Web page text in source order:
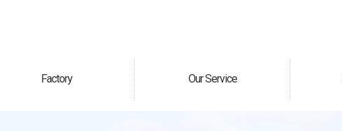
Factory
自社工場 Our Service
サービス案内